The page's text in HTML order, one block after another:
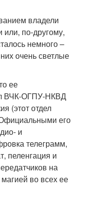
владели
по-другому,
немного –
очень светлые
ее
ВЧК-ОГПУ-НКВД
(этот отдел
его
и
телеграмм,
пеленгация и
на
во всех ее